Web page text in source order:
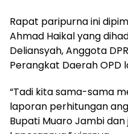
Rapat paripurna ini
Ahmad Haikal yang
Deliansyah, Anggota
Perangkat Daerah OPD
“Tadi kita sama-sama
laporan perhitungan
Bupati Muaro Jambi